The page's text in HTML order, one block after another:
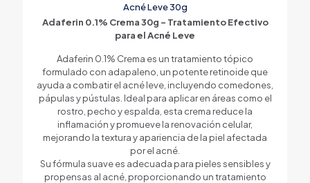
Acné Leve 30g
Adaferin 0.1% Crema 30g – Tratamiento Efectivo
para el Acné Leve
Adaferin 0.1% Crema es un tratamiento tópico
formulado con adapaleno, un potente retinoide que
ayuda a combatir el acné leve, incluyendo comedones,
pápulas y pústulas. Ideal para aplicar en áreas como el
rostro, pecho y espalda, esta crema reduce la
inflamación y promueve la renovación celular,
mejorando la textura y apariencia de la piel afectada
por el acné.
Su fórmula suave es adecuada para pieles sensibles y
propensas al acné, proporcionando un tratamiento